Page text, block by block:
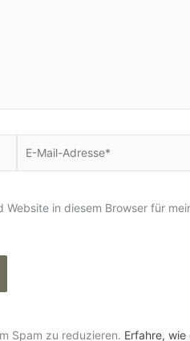
Mail-
Website in diesem Browser für
Spam zu reduzieren. Erfahre,